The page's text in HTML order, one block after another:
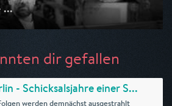
...
dir gefallen
- Schicksalsjahre einer S...
werden demnächst ausgestrahlt